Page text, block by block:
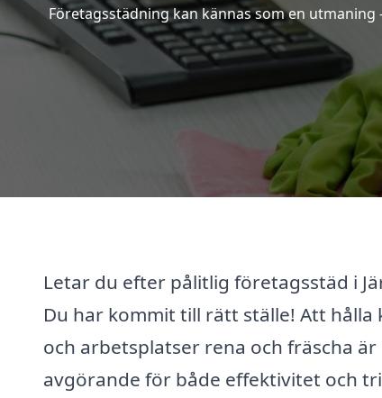
Företagsstädning kan kännas som en
Letar du efter pålitlig företagsstäd i
Du har kommit till rätt ställe! Att hålla
och arbetsplatser rena och fräscha är
avgörande för både effektivitet och